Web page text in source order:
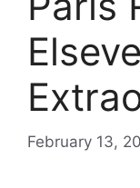
February 13,